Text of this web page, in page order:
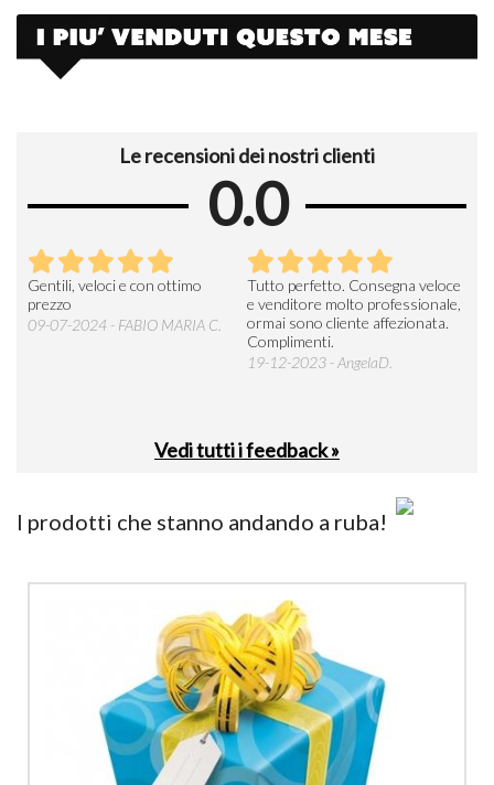
Le recensioni dei nostri clienti
0.0
Gentili, veloci e con ottimo
prezzo
09-07-2024 - FABIO MARIA C.
Tutto perfetto. Consegna veloce
e venditore molto professionale,
ormai sono cliente affezionata.
Complimenti.
19-12-2023 - AngelaD.
Vedi tutti i feedback »
I prodotti che stanno andando a ruba!